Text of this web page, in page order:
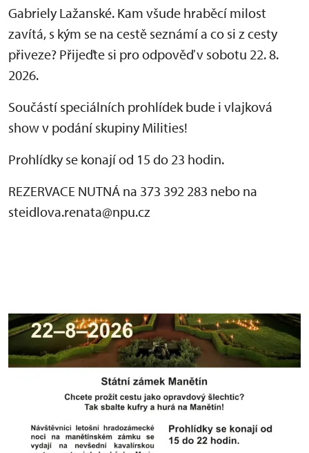
Gabriely Lažanské. Kam všude hraběcí milost
zavítá, s kým se na cestě seznámí a co si z cesty
přiveze? Přijeďte si pro odpověď v sobotu 22. 8.
2026.
Součástí speciálních prohlídek bude i vlajková
show v podání skupiny Milities!
Prohlídky se konají od 15 do 23 hodin.
REZERVACE NUTNÁ na 373 392 283 nebo na
steidlova.renata@npu.cz